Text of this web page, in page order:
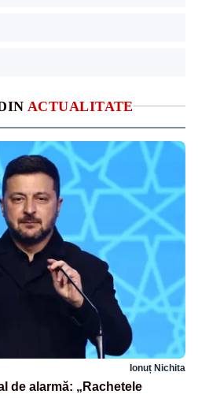
ACTUALITATE
Ionuț Nichita
de alarmă: „Rachetele